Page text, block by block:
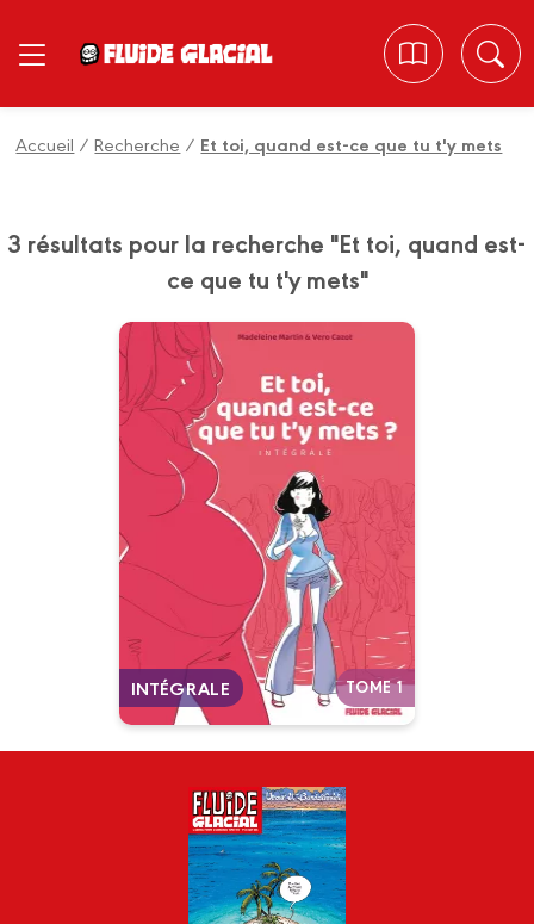
Accueil /Recherche / Et toi, quand est-ce que tu t'y mets
3 résultats pour la recherche "Et toi, quand est-
ce que tu t'y mets"
INTÉGRALE TOME 1
Et toi, quand est-
ce que tu t'y mets
? - Intégrale
Date de parution :
12/01/2022
"Et toi, quand est-ce que tu t'y
mets ?" rassemble les deux
tomes de Vero Cazot et
Madeleine Martin revus au sein
d'une intégrale inédite.
Autres tomes